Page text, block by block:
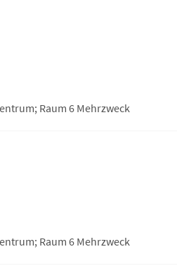
Raum 6 Mehrzweck
Raum 6 Mehrzweck